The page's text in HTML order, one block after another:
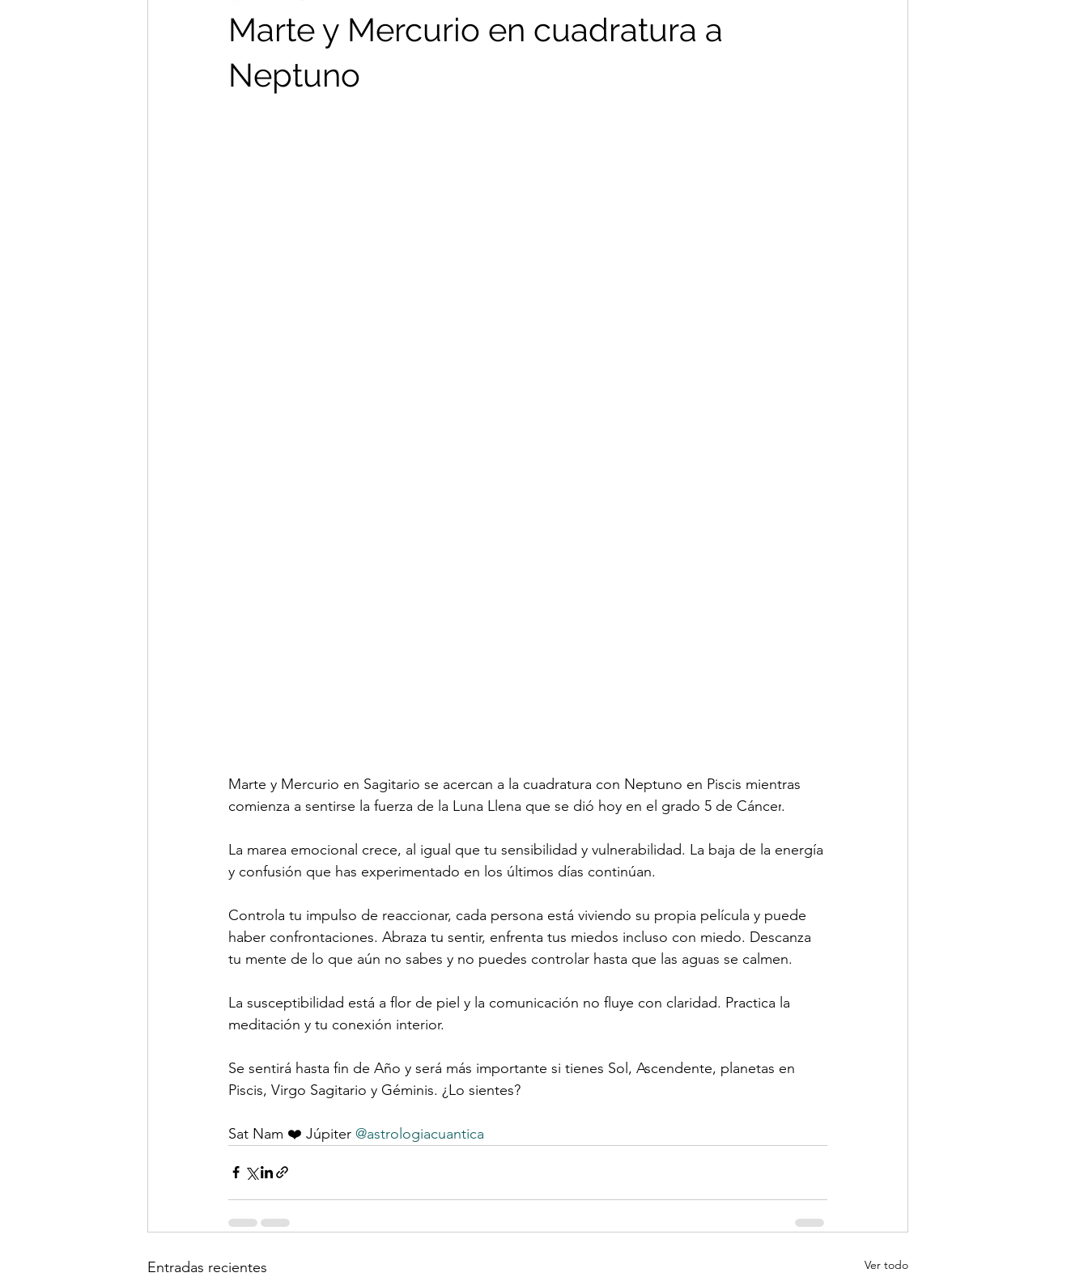
Marte y Mercurio en cuadratura a
Neptuno
Marte y Mercurio en Sagitario se acercan a la cuadratura con Neptuno en Piscis mientras
comienza a sentirse la fuerza de la Luna Llena que se dió hoy en el grado 5 de Cáncer.
La marea emocional crece, al igual que tu sensibilidad y vulnerabilidad. La baja de la energía
y confusión que has experimentado en los últimos días continúan.
Controla tu impulso de reaccionar, cada persona está viviendo su propia película y puede
haber confrontaciones. Abraza tu sentir, enfrenta tus miedos incluso con miedo. Descanza
tu mente de lo que aún no sabes y no puedes controlar hasta que las aguas se calmen.
La susceptibilidad está a flor de piel y la comunicación no fluye con claridad. Practica la
meditación y tu conexión interior.
Se sentirá hasta fin de Año y será más importante si tienes Sol, Ascendente, planetas en
Piscis, Virgo Sagitario y Géminis. ¿Lo sientes?
Sat Nam ❤️ Júpiter @astrologiacuantica
Entradas recientes Ver todo